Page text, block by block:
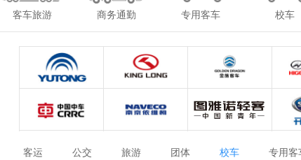
客车旅游 商务通勤 专用客车 校车
客运 公交 旅游 团体 校车 专用客